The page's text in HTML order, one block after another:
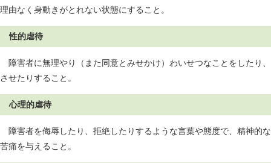
理由なく身動きがとれない状態にすること。
性的虐待
障害者に無理やり（また同意とみせかけ）わいせつなことをしたり、
させたりすること。
心理的虐待
障害者を侮辱したり、拒絶したりするような言葉や態度で、精神的な
苦痛を与えること。